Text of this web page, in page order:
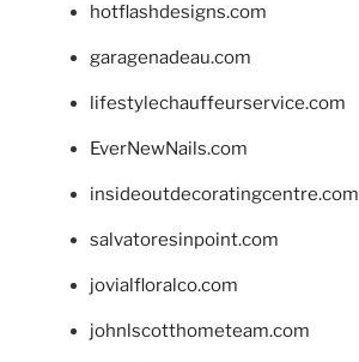
hotflashdesigns.com
garagenadeau.com
lifestylechauffeurservice.com
EverNewNails.com
insideoutdecoratingcentre.com
salvatoresinpoint.com
jovialfloralco.com
johnlscotthometeam.com